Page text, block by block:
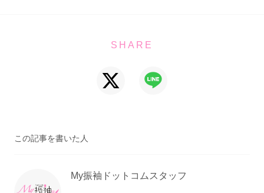
SHARE
この記事を書いた人
My振袖ドットコムスタッフ